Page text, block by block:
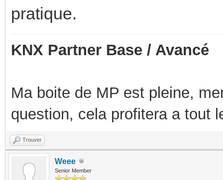
pratique.
KNX Partner Base / Avancé
Ma boite de MP est pleine,
question, cela profitera a tout
Trouver
Weee
Senior Member